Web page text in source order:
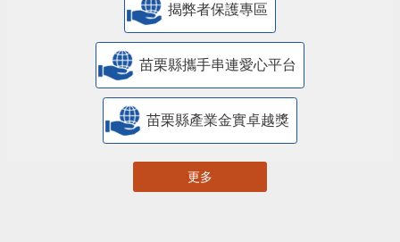
揭弊者保護專區
苗栗縣攜手串連愛心平台
苗栗縣產業金實卓越獎
更多